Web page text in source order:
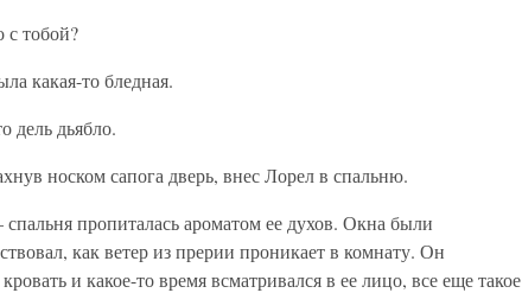
тобой?
какая-то бледная.
дель дьябло.
носком сапога дверь, внес Лорел в спальню.
пропиталась ароматом ее духов. Окна были
как ветер из прерии проникает в комнату. Он
и какое-то время всматривался в ее лицо, все еще такое